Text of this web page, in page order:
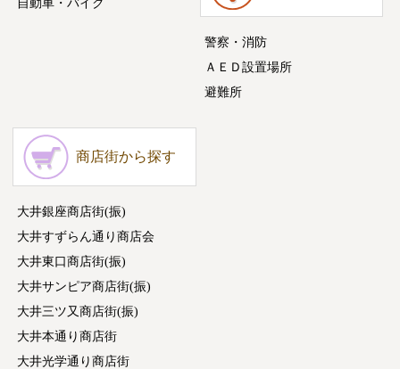
自動車・バイク
警察・消防
ＡＥＤ設置場所
避難所
商店街から探す
大井銀座商店街(振)
大井すずらん通り商店会
大井東口商店街(振)
大井サンピア商店街(振)
大井三ツ又商店街(振)
大井本通り商店街
大井光学通り商店街